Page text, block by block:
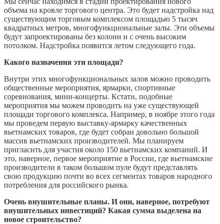
объема на кровле торгового центра. Это будет надстройка над
существующим торговым комплексом площадью 5 тысяч
квадратных метров, многофункциональные залы. Эти объемы
будут запроектированы без колонн и с очень высоким
потолком. Надстройка появится летом следующего года.
Какого назначения эти площади?
Внутри этих многофункциональных залов можно проводить
общественные мероприятия, ярмарки, спортивные
соревнования, мини-концерты. Кстати, подобные
мероприятия мы можем проводить на уже существующей
площади торгового комплекса. Например, в ноябре этого года
мы проведем первую выставку-ярмарку качественных
вьетнамских товаров, где будет собран довольно большой
массив вьетнамских производителей. Мы планируем
пригласить для участия около 150 вьетнамских компаний. И
это, наверное, первое мероприятие в России, где вьетнамские
производители в таком большом пуле будут представлять
свою продукцию почти во всех сегментах товаров народного
потребления для российского рынка.
Очень внушительные планы. И они, наверное, потребуют
внушительных инвестиций? Какая сумма выделена на
новое строительство?